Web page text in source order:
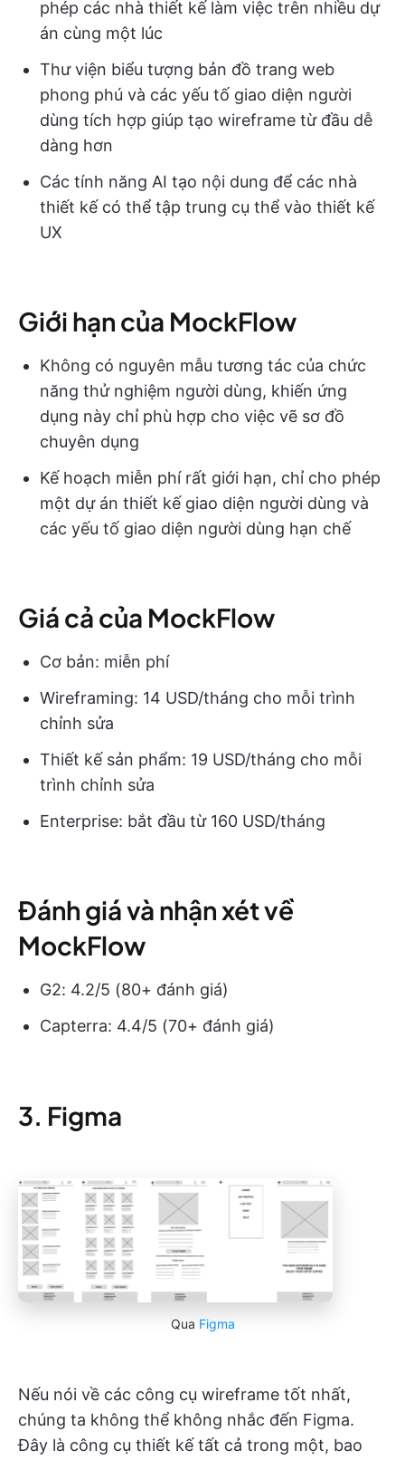
phép các nhà thiết kế làm việc trên nhiều dự
án cùng một lúc
Thư viện biểu tượng bản đồ trang web
phong phú và các yếu tố giao diện người
dùng tích hợp giúp tạo wireframe từ đầu dễ
dàng hơn
Các tính năng AI tạo nội dung để các nhà
thiết kế có thể tập trung cụ thể vào thiết kế
UX
Giới hạn của MockFlow
Không có nguyên mẫu tương tác của chức
năng thử nghiệm người dùng, khiến ứng
dụng này chỉ phù hợp cho việc vẽ sơ đồ
chuyên dụng
Kế hoạch miễn phí rất giới hạn, chỉ cho phép
một dự án thiết kế giao diện người dùng và
các yếu tố giao diện người dùng hạn chế
Giá cả của MockFlow
Cơ bản: miễn phí
Wireframing: 14 USD/tháng cho mỗi trình
chỉnh sửa
Thiết kế sản phẩm: 19 USD/tháng cho mỗi
trình chỉnh sửa
Enterprise: bắt đầu từ 160 USD/tháng
Đánh giá và nhận xét về
MockFlow
G2: 4.2/5 (80+ đánh giá)
Capterra: 4.4/5 (70+ đánh giá)
3. Figma
Qua Figma
Nếu nói về các công cụ wireframe tốt nhất,
chúng ta không thể không nhắc đến Figma.
Đây là công cụ thiết kế tất cả trong một, bao